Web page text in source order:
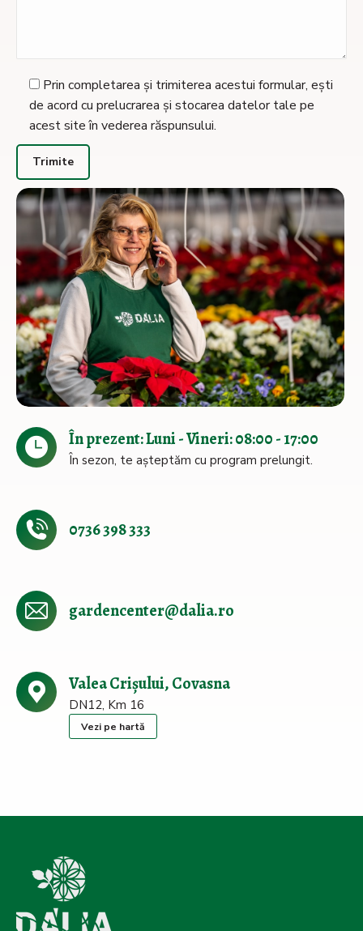
Prin completarea și trimiterea acestui formular, ești
de acord cu prelucrarea și stocarea datelor tale pe
acest site în vederea răspunsului.
În prezent: Luni - Vineri: 08:00 - 17:00
În sezon, te așteptăm cu program prelungit.
0736 398 333
gardencenter@dalia.ro
Valea Crișului, Covasna
DN12, Km 16
Vezi pe hartă